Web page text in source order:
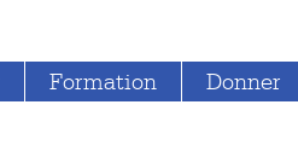
Formation Donner